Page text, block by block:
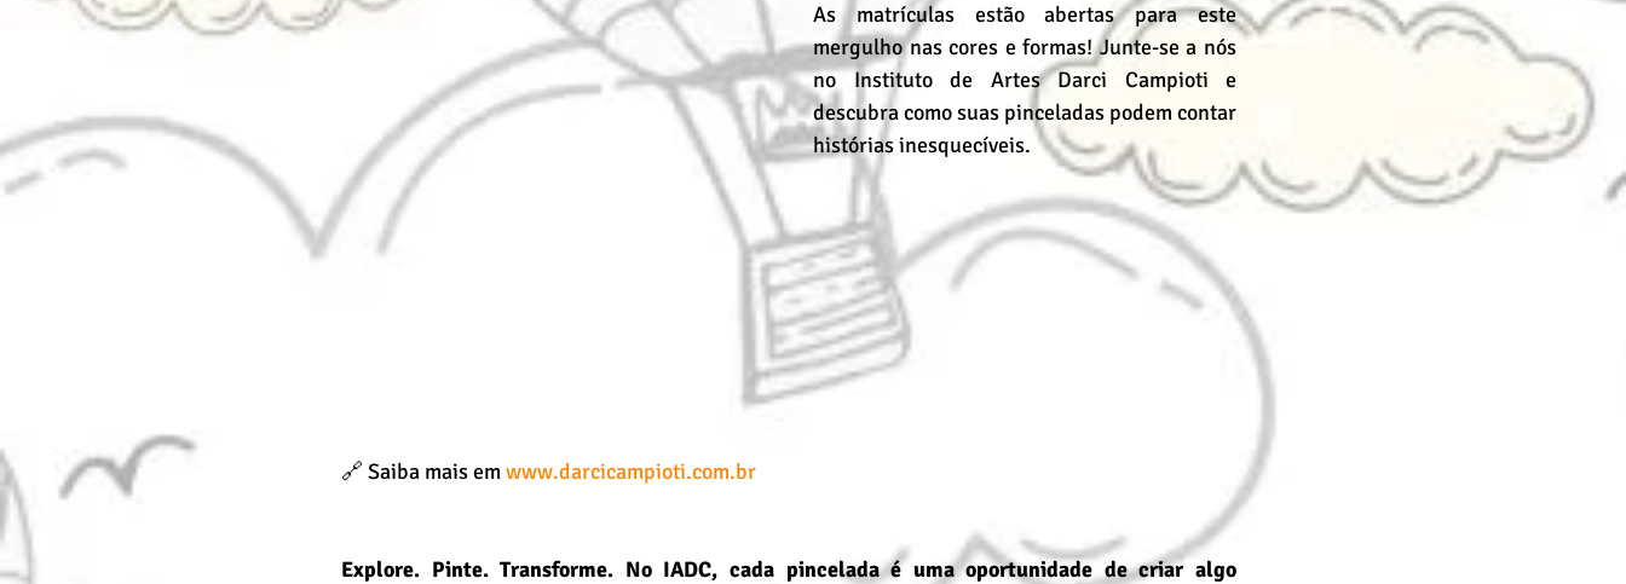
As matrículas estão abertas para este
mergulho nas cores e formas! Junte-se a nós
no Instituto de Artes Darci Campioti e
descubra como suas pinceladas podem contar
histórias inesquecíveis.
🔗 Saiba mais em www.darcicampioti.com.br
Explore. Pinte. Transforme. No IADC, cada pincelada é uma oportunidade de criar algo